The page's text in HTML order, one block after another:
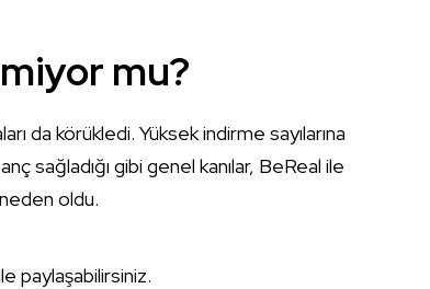
mu?
da körükledi. Yüksek indirme sayılarına
sağladığı gibi genel kanılar, BeReal ile
oldu.
paylaşabilirsiniz.